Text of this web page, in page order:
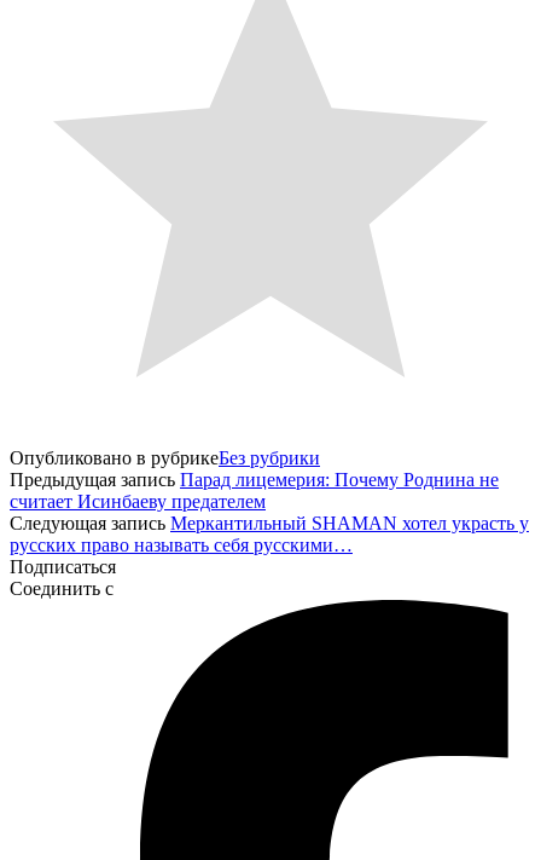
Опубликовано в рубрикеБез рубрики
Предыдущая запись Парад лицемерия: Почему Роднина не
считает Исинбаеву предателем
Следующая запись Меркантильный SHAMAN хотел украсть у
русских право называть себя русскими…
Подписаться
Соединить с